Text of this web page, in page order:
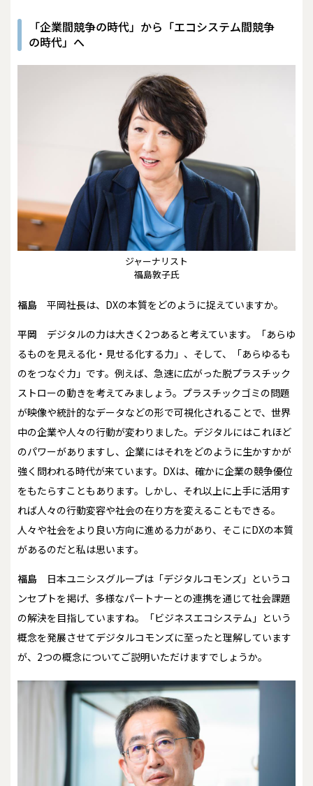
「企業間競争の時代」から「エコシステム間競争
の時代」へ
ジャーナリスト
福島敦子氏
福島 平岡社長は、DXの本質をどのように捉えていますか。
平岡 デジタルの力は大きく2つあると考えています。「あらゆ
るものを見える化・見せる化する力」、そして、「あらゆるも
のをつなぐ力」です。例えば、急速に広がった脱プラスチック
ストローの動きを考えてみましょう。プラスチックゴミの問題
が映像や統計的なデータなどの形で可視化されることで、世界
中の企業や人々の行動が変わりました。デジタルにはこれほど
のパワーがありますし、企業にはそれをどのように生かすかが
強く問われる時代が来ています。DXは、確かに企業の競争優位
をもたらすこともあります。しかし、それ以上に上手に活用す
れば人々の行動変容や社会の在り方を変えることもできる。
人々や社会をより良い方向に進める力があり、そこにDXの本質
があるのだと私は思います。
福島 日本ユニシスグループは「デジタルコモンズ」というコ
ンセプトを掲げ、多様なパートナーとの連携を通じて社会課題
の解決を目指していますね。「ビジネスエコシステム」という
概念を発展させてデジタルコモンズに至ったと理解しています
が、2つの概念についてご説明いただけますでしょうか。